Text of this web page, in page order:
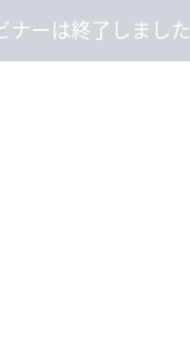
ナーは終了しました